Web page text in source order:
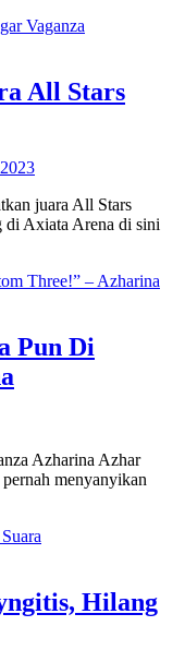
All Stars
juara All Stars
di Axiata Arena di sini
Pun Di
Azharina Azhar
menyanyikan
Hilang